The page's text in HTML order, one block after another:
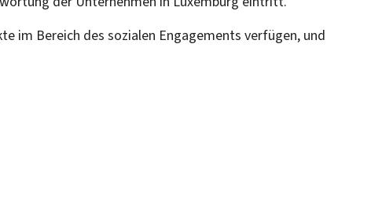
im Bereich des sozialen Engagements verfügen, und